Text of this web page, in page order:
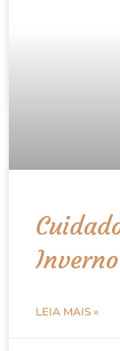
Inverno
LEIA MAIS »